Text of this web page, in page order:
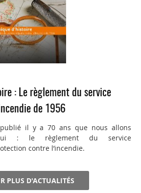
: Le règlement du service
de 1956
publié il y a 70 ans que nous allons
: le règlement du service
contre l’incendie.
PLUS D'ACTUALITÉS